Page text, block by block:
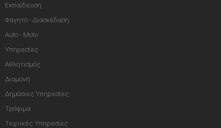
Εκπαίδευση
Φαγητό - Διασκέδαση
Auto - Moto
Υπηρεσίες
Αθλητισμός
Διαμονή
Δημόσιες Υπηρεσίες
Τρόφιμα
Τεχνικές Υπηρεσίες